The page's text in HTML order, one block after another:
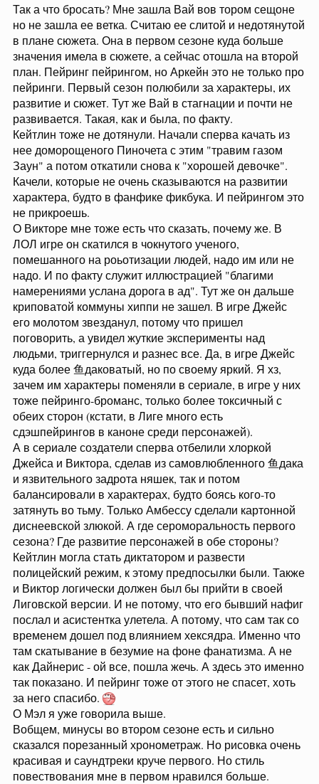
Так а что бросать? Мне зашла Вай вов тором сещоне
но не зашла ее ветка. Считаю ее слитой и недотянутой
в плане сюжета. Она в первом сезоне куда больше
значения имела в сюжете, а сейчас отошла на второй
план. Пейринг пейрингом, но Аркейн это не только про
пейринги. Первый сезон полюбили за характеры, их
развитие и сюжет. Тут же Вай в стагнации и почти не
развивается. Такая, как и была, по факту.
Кейтлин тоже не дотянули. Начали сперва качать из
нее доморощеного Пиночета с этим "травим газом
Заун" а потом откатили снова к "хорошей девочке".
Качели, которые не очень сказываются на развитии
характера, будто в фанфике фикбука. И пейрингом это
не прикроешь.
О Викторе мне тоже есть что сказать, почему же. В
ЛОЛ игре он скатился в чокнутого ученого,
помешанного на роьотизации людей, надо им или не
надо. И по факту служит иллюстрацией "благими
намерениями услана дорога в ад". Тут же он дальше
криповатой коммуны хиппи не зашел. В игре Джейс
его молотом звезданул, потому что пришел
поговорить, а увидел жуткие эксперименты над
людьми, триггернулся и разнес все. Да, в игре Джейс
куда более 鱼даковатый, но по своему яркий. Я хз,
зачем им характеры поменяли в сериале, в игре у них
тоже пейринго-броманс, только более токсичный с
обеих сторон (кстати, в Лиге много есть
сдэшпейрингов в каноне среди персонажей).
А в сериале создатели сперва отбелили хлоркой
Джейса и Виктора, сделав из самовлюбленного 鱼дака
и язвительного задрота няшек, так и потом
балансировали в характерах, будто боясь кого-то
затянуть во тьму. Только Амбессу сделали картонной
диснеевской злюкой. А где сероморальность первого
сезона? Где развитие персонажей в обе стороны?
Кейтлин могла стать диктатором и развести
полицейский режим, к этому предпосылки были. Также
и Виктор логически должен был бы прийти в своей
Лиговской версии. И не потому, что его бывший нафиг
послал и асистентка улетела. А потому, что сам так со
временем дошел под влиянием хексядра. Именно что
там скатывание в безумие на фоне фанатизма. А не
как Дайнерис - ой все, пошла жечь. А здесь это именно
так показано. И пейринг тоже от этого не спасет, хоть
за него спасибо.
О Мэл я уже говорила выше.
Вобщем, минусы во втором сезоне есть и сильно
сказался порезанный хронометраж. Но рисовка очень
красивая и саундтреки круче первого. Но стиль
повествования мне в первом нравился больше.